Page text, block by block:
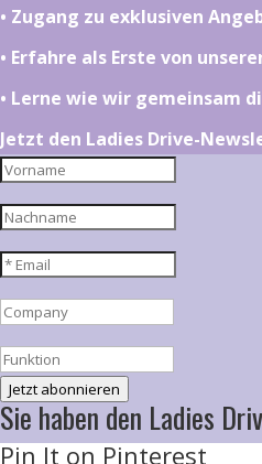
•⁠ ⁠⁠Zugang zu exklusiven
•⁠ ⁠⁠Erfahre als Erste von
•⁠ ⁠⁠Lerne wie wir gemeinsam
Jetzt den Ladies Drive-
Jetzt abonnieren
Sie haben den Ladies
Pin It on Pinterest